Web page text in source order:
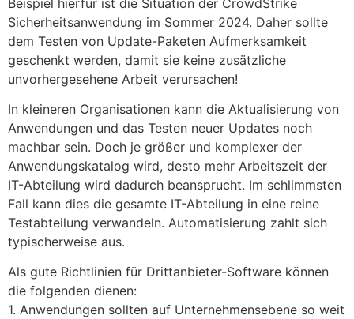
Sicherheitsanwendung im Sommer 2024. Daher sollte
dem Testen von Update-Paketen Aufmerksamkeit
geschenkt werden, damit sie keine zusätzliche
unvorhergesehene Arbeit verursachen!
In kleineren Organisationen kann die Aktualisierung von
Anwendungen und das Testen neuer Updates noch
machbar sein. Doch je größer und komplexer der
Anwendungskatalog wird, desto mehr Arbeitszeit der
IT-Abteilung wird dadurch beansprucht. Im schlimmsten
Fall kann dies die gesamte IT-Abteilung in eine reine
Testabteilung verwandeln. Automatisierung zahlt sich
typischerweise aus.
Als gute Richtlinien für Drittanbieter-Software können
die folgenden dienen:
1. Anwendungen sollten auf Unternehmensebene so weit